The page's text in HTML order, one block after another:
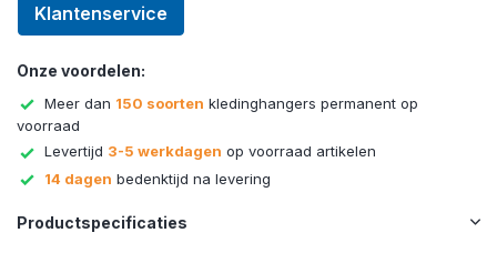
Klantenservice
Onze voordelen:
Meer dan 150 soorten kledinghangers permanent op
voorraad
Levertijd 3-5 werkdagen op voorraad artikelen
14 dagen bedenktijd na levering
Productspecificaties